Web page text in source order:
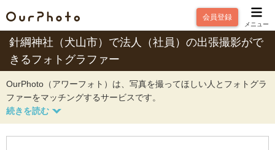
会員登録
メニュー
針綱神社（犬山市）で法人（社員）の出張撮影がで
きるフォトグラファー
OurPhoto（アワーフォト）は、写真を撮ってほしい人とフォトグラ
ファーをマッチングするサービスです。